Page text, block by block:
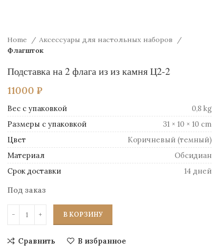
Home
Аксессуары для настольных наборов
Флагшток
Подставка на 2 флага из из камня Ц2-2
11000 ₽
Вес
0,8 kg
Размеры
31 × 10 × 10 cm
Цвет
Коричневый (темный)
Материал
Обсидиан
Срок доставки
14 дней
Под заказ
В КОРЗИНУ
Сравнить В избранное